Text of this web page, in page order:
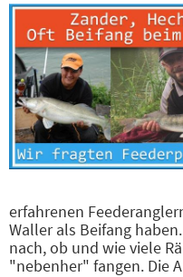
erfahrenen
Waller als Beifang
nach, ob und wie viele
"nebenher" fangen. Die